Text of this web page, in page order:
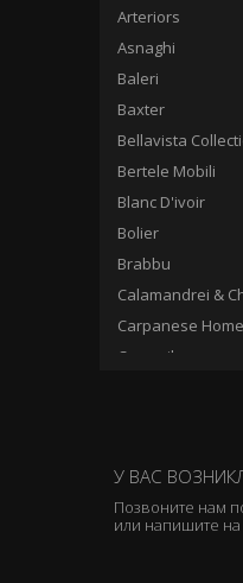
Arteriors
Asnaghi
Baleri
Baxter
Bellavista
Bertele Mobili
Blanc D'ivoir
Bolier
Brabbu
Calamandrei &
Carpanese Home
Casamilano
Chelini
Christopher Guy
У ВАС
Позвоните нам
или напишите на